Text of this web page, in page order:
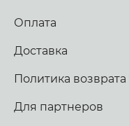
Оплата
Доставка
Политика
Для партнеров